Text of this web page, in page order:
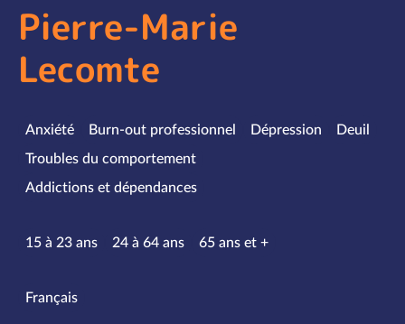
Pierre-Marie
Lecomte
Spécialités
Anxiété Burn-out professionnel Dépression
Deuil
Troubles du comportement
Addictions et dépendances
Tranches d’âge
15 à 23 ans 24 à 64 ans 65 ans et +
Langues parlées
Français